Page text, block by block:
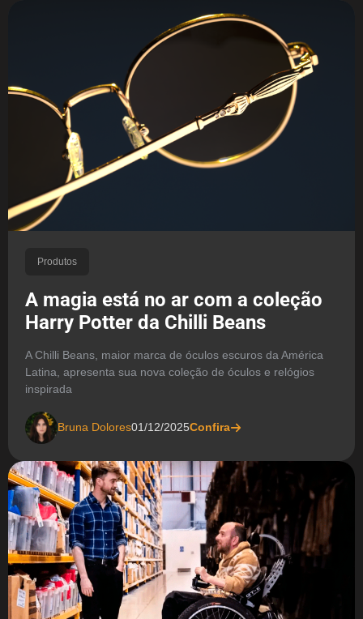
Produtos
A magia está no ar com a coleção
Harry Potter da Chilli Beans
A Chilli Beans, maior marca de óculos escuros da América
Latina, apresenta sua nova coleção de óculos e relógios
inspirada
Bruna Dolores01/12/2025Confira